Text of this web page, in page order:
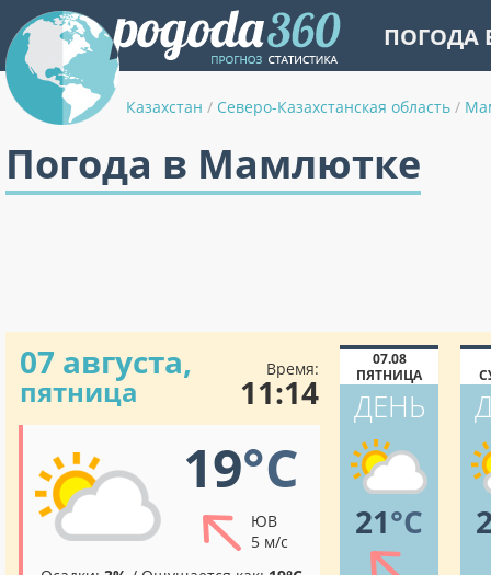
ПОГОДА
Казахстан / Северо-Казахстанская область /
Погода в Мамлютке
07 августа,
пятница
Время:
11:14
19°C
ЮВ
5 м/с
07.08
ПЯТНИЦА
ДЕНЬ
21°C